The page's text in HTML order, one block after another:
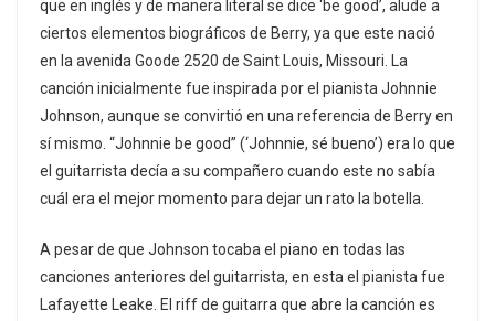
que en inglés y de manera literal se dice ‘be good’, alude a
ciertos elementos biográficos de Berry, ya que este nació
en la avenida Goode 2520 de Saint Louis, Missouri.​ La
canción inicialmente fue inspirada por el pianista Johnnie
Johnson, aunque se convirtió en una referencia de Berry en
sí mismo. “Johnnie be good” (‘Johnnie, sé bueno’) era lo que
el guitarrista decía a su compañero cuando este no sabía
cuál era el mejor momento para dejar un rato la botella.
A pesar de que Johnson tocaba el piano en todas las
canciones anteriores del guitarrista, en esta el pianista fue
Lafayette Leake. El riff de guitarra que abre la canción es